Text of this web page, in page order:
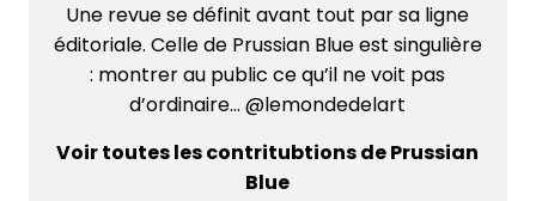
Une revue se définit avant tout par sa ligne
éditoriale. Celle de Prussian Blue est singulière
: montrer au public ce qu’il ne voit pas
d’ordinaire... @lemondedelart
Voir toutes les contritubtions de Prussian
Blue